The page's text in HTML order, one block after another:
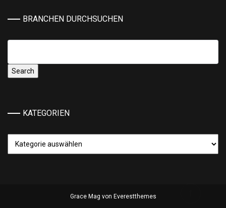
BRANCHEN DURCHSUCHEN
KATEGORIEN
Grace Mag von Everestthemes